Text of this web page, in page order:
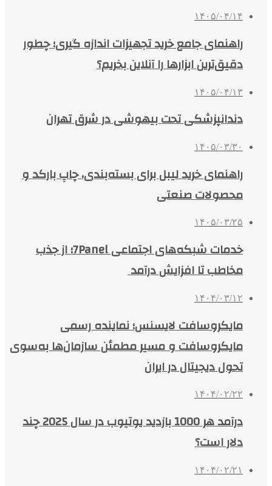
۱۴۰۵/۰۴/۱۴
راهنمای جامع خرید تجهیزات اندازه گیری؛ چطور
دقیق‌ترین ابزارها را آنلاین بخریم؟
۱۴۰۵/۰۴/۱۳
دندانپزشکی تحت بیهوشی در شرق تهران
۱۴۰۵/۰۳/۳۰
راهنمای خرید لیبل برای بسته‌بندی، چاپ بارکد و
محصولات صنعتی
۱۴۰۵/۰۳/۲۵
خدمات شبکه‌های اجتماعی 7Panel؛ از جذب
مخاطب تا افزایش درآمد
۱۴۰۴/۰۳/۱۲
مایکروسافت لایسنس؛ نماینده رسمی
مایکروسافت و مسیر مطمئن سازمان‌ها به‌سوی
تحول دیجیتال در ایران
۱۴۰۴/۰۲/۲۲
درآمد هر 1000 بازدید یوتیوب در سال 2025 چند
دلار است؟
۱۴۰۴/۰۲/۲۱